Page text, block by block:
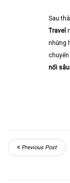
Sau
Travel
những
nối
Previous Post